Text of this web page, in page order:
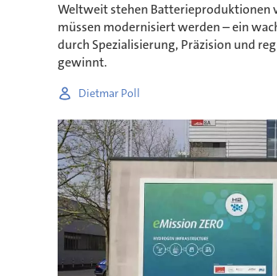
Weltweit stehen Batterieproduktionen
müssen modernisiert werden – ein
durch Spezialisierung, Präzision und
gewinnt.
Dietmar Poll